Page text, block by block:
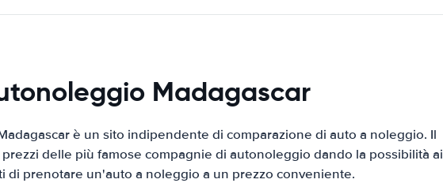
Madagascar
è un sito indipendente di comparazione di auto a noleggio. Il
delle più famose compagnie di autonoleggio dando la possibilità ai
di prenotare un'auto a noleggio a un prezzo conveniente.